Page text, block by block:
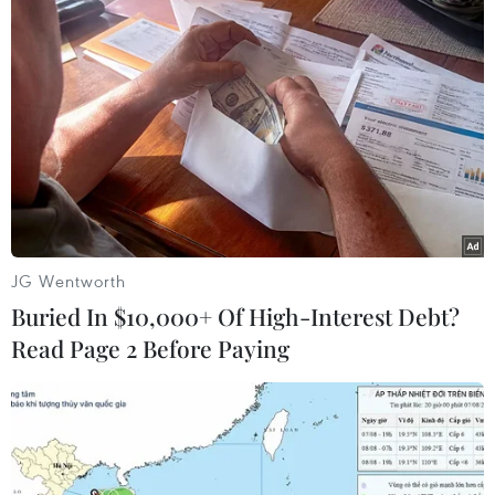
nạn giao thông, làm chết 33
người, bị thương 73 người.
(TTXVN/Vietnam+)
JG Wentworth
Buried In $10,000+ Of High-Interest Debt?
Read Page 2 Before Paying